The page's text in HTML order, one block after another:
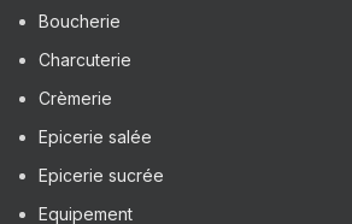
Boucherie
Charcuterie
Crèmerie
Epicerie salée
Epicerie sucrée
Equipement